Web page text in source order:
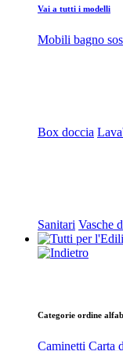
Vai a tutti i modelli
Mobili bagno
Box doccia
Sanitari Vasche
Categorie ordine
Caminetti Carta